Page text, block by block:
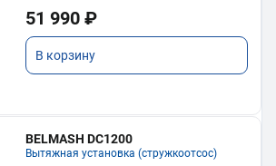
51 990 ₽
В корзину
BELMASH DC1200
Вытяжная установка (стружкоотсос)